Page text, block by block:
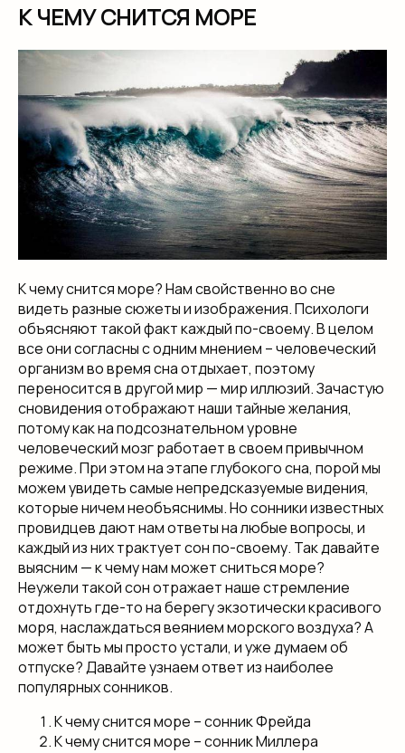
К ЧЕМУ СНИТСЯ МОРЕ
К чему снится море? Нам свойственно во сне
видеть разные сюжеты и изображения. Психологи
объясняют такой факт каждый по-своему. В целом
все они согласны с одним мнением – человеческий
организм во время сна отдыхает, поэтому
переносится в другой мир — мир иллюзий. Зачастую
сновидения отображают наши тайные желания,
потому как на подсознательном уровне
человеческий мозг работает в своем привычном
режиме. При этом на этапе глубокого сна, порой мы
можем увидеть самые непредсказуемые видения,
которые ничем необъяснимы. Но сонники известных
провидцев дают нам ответы на любые вопросы, и
каждый из них трактует сон по-своему. Так давайте
выясним — к чему нам может сниться море?
Неужели такой сон отражает наше стремление
отдохнуть где-то на берегу экзотически красивого
моря, наслаждаться веянием морского воздуха? А
может быть мы просто устали, и уже думаем об
отпуске? Давайте узнаем ответ из наиболее
популярных сонников.
К чему снится море – сонник Фрейда
К чему снится море – сонник Миллера